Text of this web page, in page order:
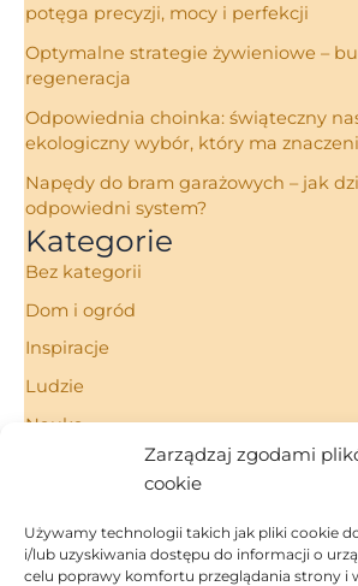
Zarządzaj zgodami
cookie
Używamy technologii takich jak pliki cookie
i/lub uzyskiwania dostępu do informacji o
celu poprawy komfortu przeglądania strony i
potęga precyzji, mocy i perfekcji
Optymalne strategie żywieniowe –
regeneracja
Odpowiednia choinka: świąteczny
ekologiczny wybór, który ma
Napędy do bram garażowych – jak
odpowiedni system?
Kategorie
Bez kategorii
Dom i ogród
Inspiracje
Ludzie
Nauka